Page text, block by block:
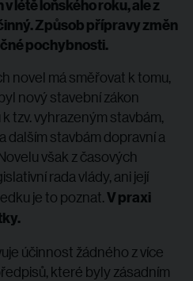
létě loňského roku, ale z
Způsob přípravy změn
pochybnosti.
novel má směřovat k tomu,
nový stavební zákon
tzv. vyhrazeným stavbám,
dalším stavbám dopravní a
však z časových
rada vlády, ani její
je to poznat.V praxi
účinnost žádného z více
které byly zásadním